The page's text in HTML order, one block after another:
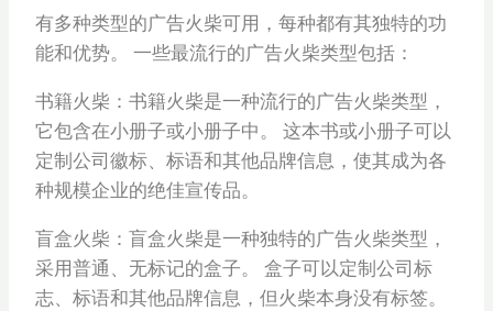
有多种类型的广告火柴可用，每种都有其独特的功
能和优势。 一些最流行的广告火柴类型包括：
书籍火柴：书籍火柴是一种流行的广告火柴类型，
它包含在小册子或小册子中。 这本书或小册子可以
定制公司徽标、标语和其他品牌信息，使其成为各
种规模企业的绝佳宣传品。
盲盒火柴：盲盒火柴是一种独特的广告火柴类型，
采用普通、无标记的盒子。 盒子可以定制公司标
志、标语和其他品牌信息，但火柴本身没有标签。